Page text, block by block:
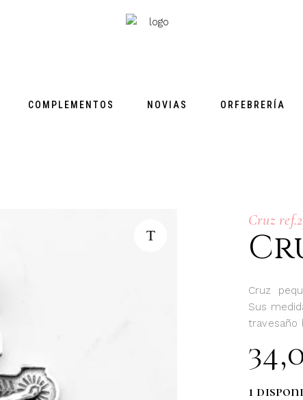
COMPLEMENTOS NOVIAS ORFEBRERÍA
Cruz
Cruz
Sus
travesaño
1